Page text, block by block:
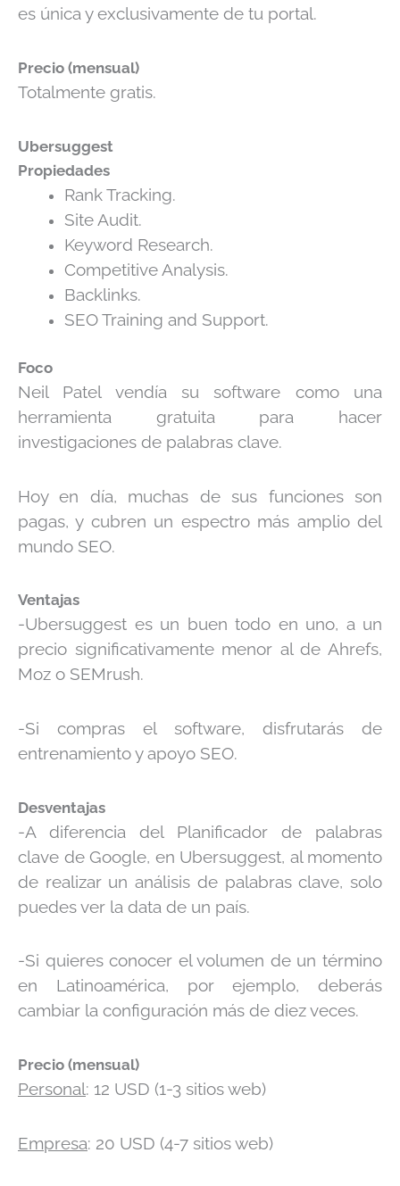
es única y exclusivamente de tu portal.
Precio (mensual)
Totalmente gratis.
Ubersuggest
Propiedades
Rank Tracking.
Site Audit.
Keyword Research.
Competitive Analysis.
Backlinks.
SEO Training and Support.
Foco
Neil Patel vendía su software como una
herramienta gratuita para hacer
investigaciones de palabras clave.
Hoy en día, muchas de sus funciones son
pagas, y cubren un espectro más amplio del
mundo SEO.
Ventajas
-Ubersuggest es un buen todo en uno, a un
precio significativamente menor al de Ahrefs,
Moz o SEMrush.
-Si compras el software, disfrutarás de
entrenamiento y apoyo SEO.
Desventajas
-A diferencia del Planificador de palabras
clave de Google, en Ubersuggest, al momento
de realizar un análisis de palabras clave, solo
puedes ver la data de un país.
-Si quieres conocer el volumen de un término
en Latinoamérica, por ejemplo, deberás
cambiar la configuración más de diez veces.
Precio (mensual)
Personal: 12 USD (1-3 sitios web)
Empresa: 20 USD (4-7 sitios web)